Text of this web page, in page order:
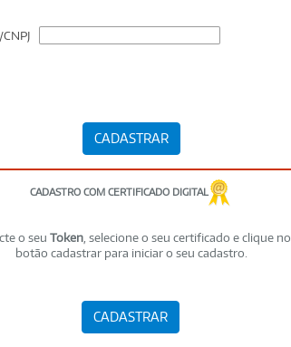
CADASTRO COM CERTIFICADO DIGITAL
o seu Token , selecione o seu certificado e clique no
botão cadastrar para iniciar o seu cadastro.